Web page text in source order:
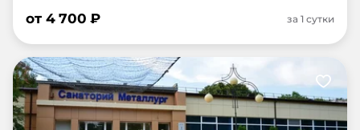
от 4 700 ₽ за 1 сутки